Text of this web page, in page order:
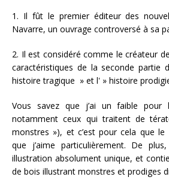
1. Il fût le premier éditeur des
Navarre, un ouvrage controversé à sa
2. Il est considéré comme le créateur
caractéristiques de la seconde partie
histoire tragique » et l' » histoire
Vous savez que j’ai un faible pour
notamment ceux qui traitent de
monstres »), et c’est pour cela que
que j’aime particulièrement. De
illustration absolument unique, et
de bois illustrant monstres et prodiges